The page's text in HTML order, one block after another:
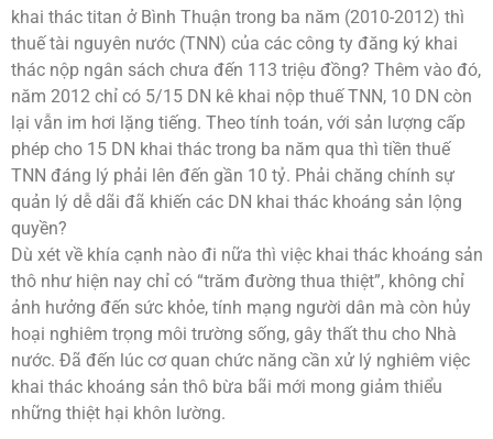
khai thác titan ở Bình Thuận trong ba năm (2010-2012) thì
thuế tài nguyên nước (TNN) của các công ty đăng ký khai
thác nộp ngân sách chưa đến 113 triệu đồng? Thêm vào đó,
năm 2012 chỉ có 5/15 DN kê khai nộp thuế TNN, 10 DN còn
lại vẫn im hơi lặng tiếng. Theo tính toán, với sản lượng cấp
phép cho 15 DN khai thác trong ba năm qua thì tiền thuế
TNN đáng lý phải lên đến gần 10 tỷ. Phải chăng chính sự
quản lý dễ dãi đã khiến các DN khai thác khoáng sản lộng
quyền?
Dù xét về khía cạnh nào đi nữa thì việc khai thác khoáng sản
thô như hiện nay chỉ có “trăm đường thua thiệt”, không chỉ
ảnh hưởng đến sức khỏe, tính mạng người dân mà còn hủy
hoại nghiêm trọng môi trường sống, gây thất thu cho Nhà
nước. Đã đến lúc cơ quan chức năng cần xử lý nghiêm việc
khai thác khoáng sản thô bừa bãi mới mong giảm thiểu
những thiệt hại khôn lường.